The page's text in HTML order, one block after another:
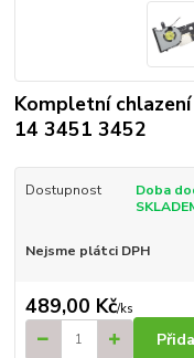
Kompletní
14 3451 3452
Dostupnost
Doba
Nejsme plátci DPH
489,00 Kč/ks